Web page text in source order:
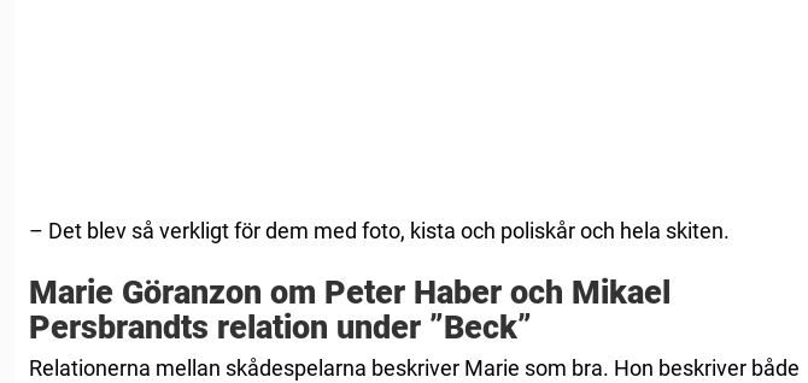
– Det blev så verkligt för dem med foto, kista och poliskår och hela skiten.
Marie Göranzon om Peter Haber och Mikael
Persbrandts relation under ”Beck”
Relationerna mellan skådespelarna beskriver Marie som bra. Hon beskriver både